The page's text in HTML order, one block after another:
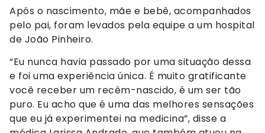
Após o nascimento, mãe e bebê, acompanhados
pelo pai, foram levados pela equipe a um hospital
de João Pinheiro.
“Eu nunca havia passado por uma situação dessa
e foi uma experiência única. É muito gratificante
você receber um recém-nascido, é um ser tão
puro. Eu acho que é uma das melhores sensações
que eu já experimentei na medicina”, disse a